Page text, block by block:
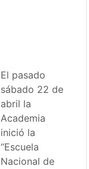
El pasado
sábado 22 de
abril la
Academia
inició la
“Escuela
Nacional de